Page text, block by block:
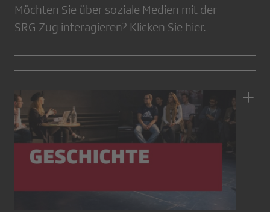
Möchten Sie über soziale Medien mit der
SRG Zug interagieren? Klicken Sie hier.